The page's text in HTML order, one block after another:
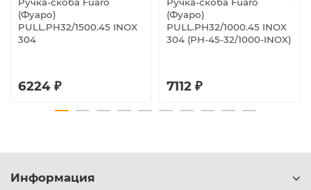
(Фуаро)
PULL.PH32/1500.45 INOX
304
6224 ₽
(Фуаро)
PULL.PH32/1000.45 INOX
304 (PH-45-32/1000-INOX)
7112 ₽
Информация